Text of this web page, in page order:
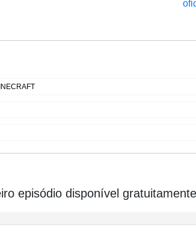
episódio disponível gratuitamente